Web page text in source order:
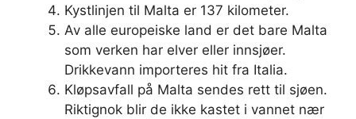
Kystlinjen til Malta er 137 kilometer.
Av alle europeiske land er det bare Malta
som verken har elver eller innsjøer.
Drikkevann importeres hit fra Italia.
Kløpsavfall på Malta sendes rett til sjøen.
Riktignok blir de ikke kastet i vannet nær